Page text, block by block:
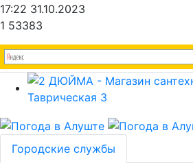
17:22 31.10.2023
1 53383
Городские службы